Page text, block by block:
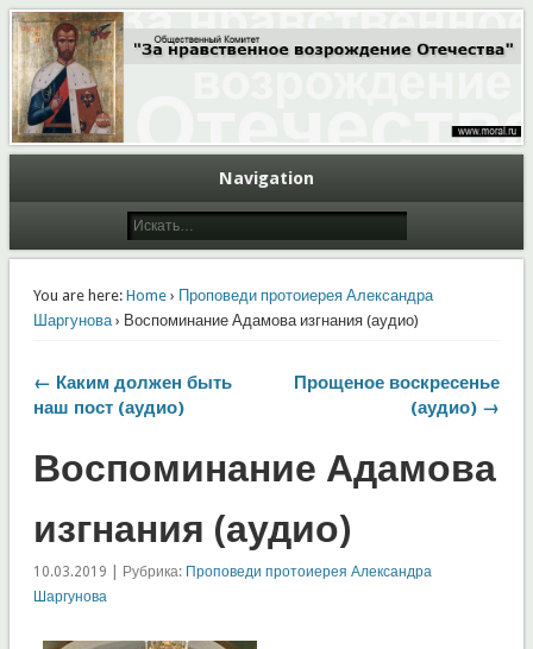
Moral.Ru
Общественный Комитет "За нравственное возрождение Отечества"
Navigation
You are here: Home› Проповеди протоиерея Александра
Шаргунова› Воспоминание Адамова изгнания (аудио)
← Каким должен быть
наш пост (аудио)
Прощеное воскресенье
(аудио) →
Воспоминание Адамова
изгнания (аудио)
10.03.2019 | Рубрика: Проповеди протоиерея Александра
Шаргунова